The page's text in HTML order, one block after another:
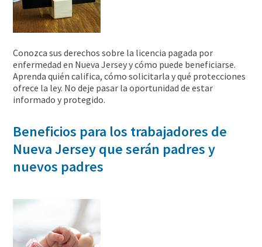
Conozca sus derechos sobre la licencia pagada por
enfermedad en Nueva Jersey y cómo puede beneficiarse.
Aprenda quién califica, cómo solicitarla y qué protecciones
ofrece la ley. No deje pasar la oportunidad de estar
informado y protegido.
Beneficios para los trabajadores de
Nueva Jersey que serán padres y
nuevos padres